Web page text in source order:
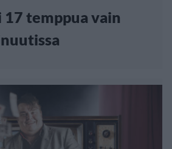
temppua vain